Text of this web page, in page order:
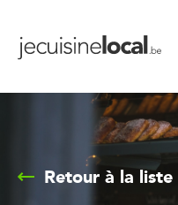
Retour à la liste